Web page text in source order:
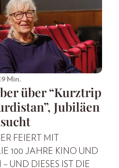
9 Min.
über “Kurztrip
Jubiläen
FEIERT MIT
100 JAHRE KINO UND
– UND DIESES IST DIE